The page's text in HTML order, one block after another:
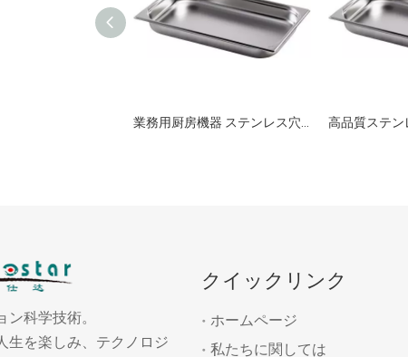
科学技術。
生を楽しみ、テクノロジ
クイックリンク
ホームページ
私たちに関しては